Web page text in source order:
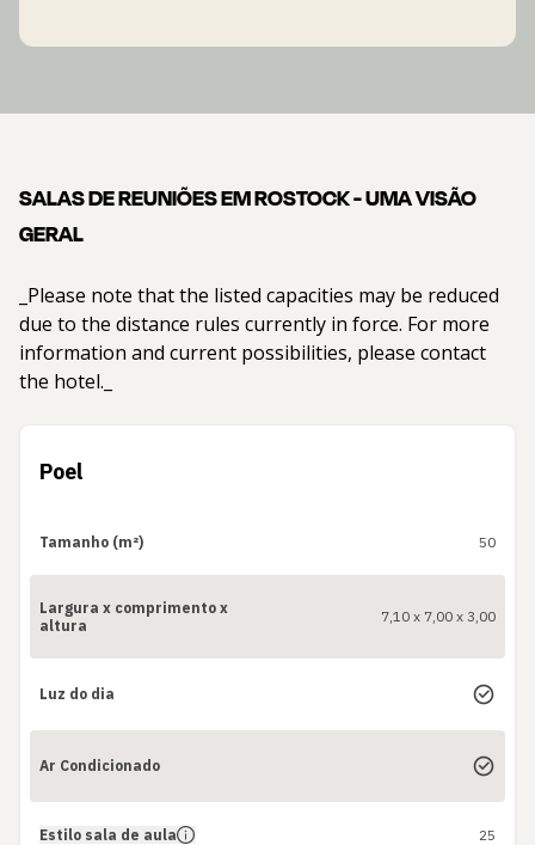
SALAS DE REUNIÕES EM ROSTOCK - UMA VISÃO
GERAL
_Please note that the listed capacities may be reduced
due to the distance rules currently in force. For more
information and current possibilities, please contact
the hotel._
Poel
Tamanho (m²) 50
Largura x comprimento x
altura
7,10 x 7,00 x 3,00
Luz do dia
Ar Condicionado
Estilo sala de aula 25